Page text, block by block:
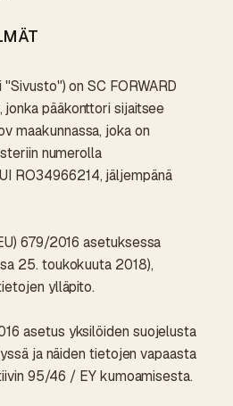
on SC FORWARD
pääkonttori sijaitsee
maakunnassa, joka on
numerolla
RO34966214, jäljempänä
679/2016 asetuksessa
25. toukokuuta 2018),
ylläpito.
asetus yksilöiden suojelusta
ja näiden tietojen vapaasta
95/46 / EY kumoamisesta.